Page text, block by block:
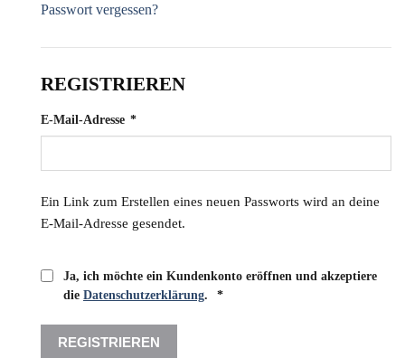
Passwort vergessen?
REGISTRIEREN
E-Mail-Adresse *Erforderlich
Ein Link zum Erstellen eines neuen Passworts wird an deine
E-Mail-Adresse gesendet.
Ja, ich möchte ein Kundenkonto eröffnen und akzeptiere
die Datenschutzerklärung. *Erforderlich
REGISTRIEREN